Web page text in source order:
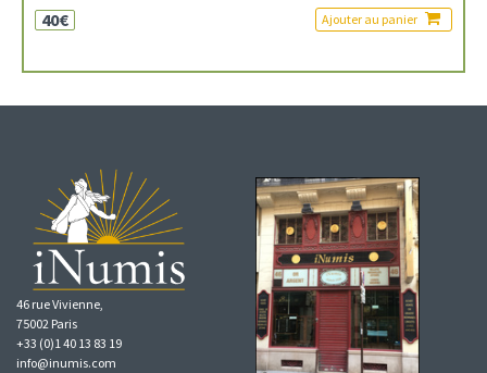
40€ Ajouter au panier
46 rue Vivienne,
75002 Paris
+33 (0)1 40 13 83 19
info@inumis.com